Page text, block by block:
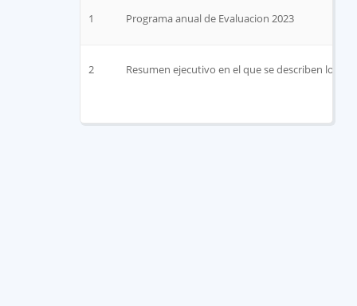
1 Programa anual de Evaluacion 2023
2 Resumen ejecutivo en el que se describen los